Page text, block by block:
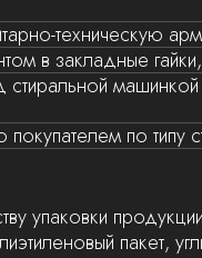
техническую
в закладные
по типу
упаковки
пакет,